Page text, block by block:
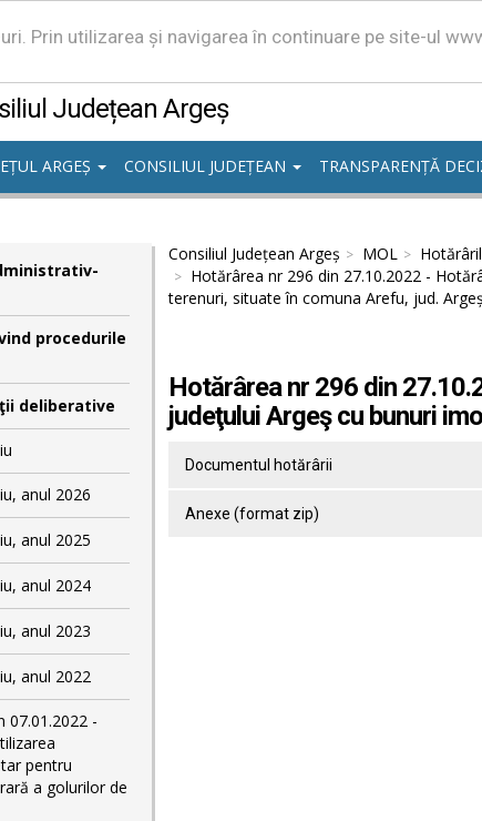
Prin utilizarea și navigarea în continuare pe site-ul
Județean Argeș
ARGEȘ
CONSILIUL JUDEȚEAN TRANSPARENȚĂ
procedurile
deliberative
anul 2026
anul 2025
anul 2024
anul 2023
anul 2022
07.01.2022 -
pentru
a golurilor de
Consiliul Județean Argeș MOL
Hotărârea nr 296 din 27.10.2022 -
terenuri, situate în comuna Arefu, jud. Argeș
Hotărârea nr 296 din
judeţului Argeş cu bunuri
Documentul hotărârii
Anexe (format zip)